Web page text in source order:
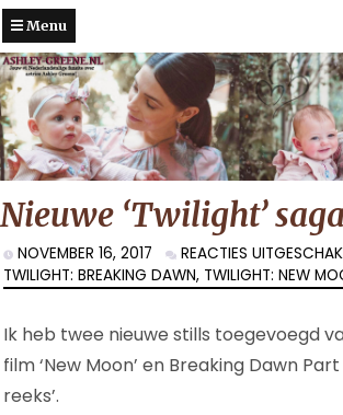
Menu
Nieuwe ‘Twilight’
NOVEMBER 16, 2017 REACTIES
TWILIGHT: BREAKING DAWN, TWILIGHT: NEW
Ik heb twee nieuwe stills toegevoegd
film ‘New Moon’ en Breaking Dawn
reeks’.